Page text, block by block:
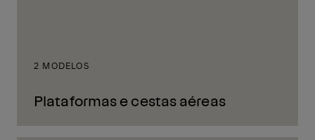
2 MODELOS
Plataformas e cestas aéreas